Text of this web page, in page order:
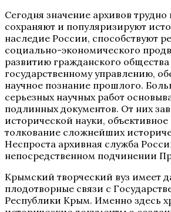
Сегодня значение архивов
сохраняют и популяризируют
наследие России, способствуют
социально-экономического
развитию гражданского
государственному управлению,
научное познание прошлого.
серьезных научных работ
подлинных документов. От них
исторической науки,
толкование сложнейших
Неспроста архивная служба
непосредственном подчинении
Крымский творческий вуз имеет
плодотворные связи с
Республики Крым. Именно здесь